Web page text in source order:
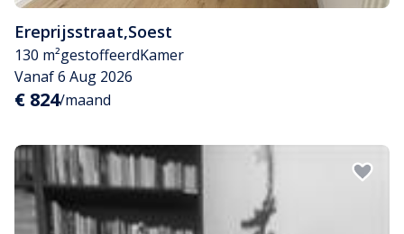
Ereprijsstraat,Soest
130 m²gestoffeerdKamer
Vanaf 6 Aug 2026
€ 824/maand